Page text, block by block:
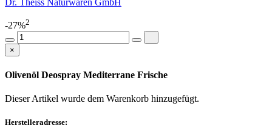
Dr. Theiss Naturwaren GmbH
-27%2
×
Olivenöl Deospray Mediterrane Frische
Dieser Artikel wurde dem Warenkorb hinzugefügt.
Herstelleradresse: